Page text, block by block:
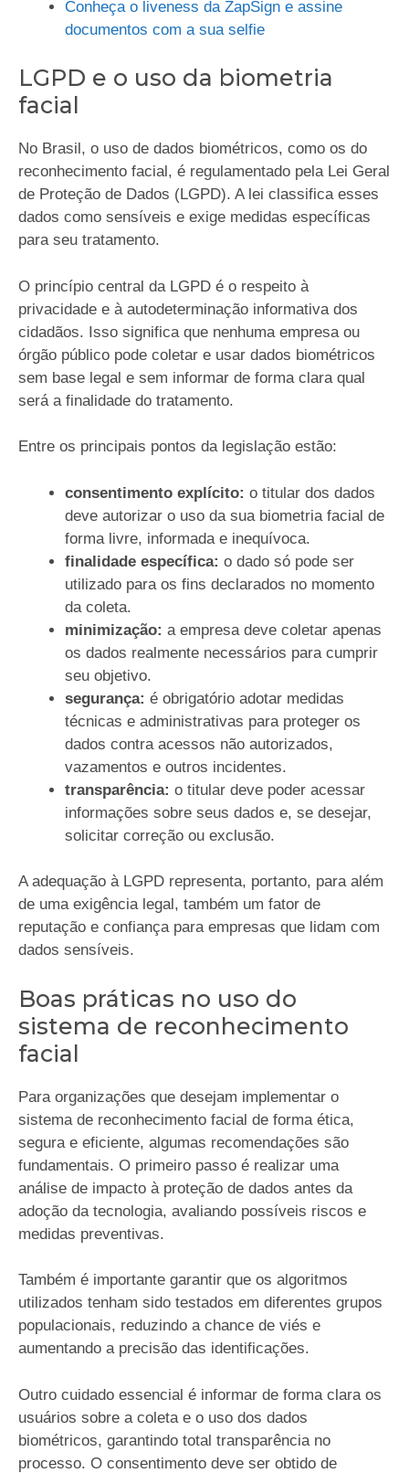
Conheça o liveness da ZapSign e assine
documentos com a sua selfie
LGPD e o uso da biometria
facial
No Brasil, o uso de dados biométricos, como os do
reconhecimento facial, é regulamentado pela Lei Geral
de Proteção de Dados (LGPD). A lei classifica esses
dados como sensíveis e exige medidas específicas
para seu tratamento.
O princípio central da LGPD é o respeito à
privacidade e à autodeterminação informativa dos
cidadãos. Isso significa que nenhuma empresa ou
órgão público pode coletar e usar dados biométricos
sem base legal e sem informar de forma clara qual
será a finalidade do tratamento.
Entre os principais pontos da legislação estão:
consentimento explícito: o titular dos dados
deve autorizar o uso da sua biometria facial de
forma livre, informada e inequívoca.
finalidade específica: o dado só pode ser
utilizado para os fins declarados no momento
da coleta.
minimização: a empresa deve coletar apenas
os dados realmente necessários para cumprir
seu objetivo.
segurança: é obrigatório adotar medidas
técnicas e administrativas para proteger os
dados contra acessos não autorizados,
vazamentos e outros incidentes.
transparência: o titular deve poder acessar
informações sobre seus dados e, se desejar,
solicitar correção ou exclusão.
A adequação à LGPD representa, portanto, para além
de uma exigência legal, também um fator de
reputação e confiança para empresas que lidam com
dados sensíveis.
Boas práticas no uso do
sistema de reconhecimento
facial
Para organizações que desejam implementar o
sistema de reconhecimento facial de forma ética,
segura e eficiente, algumas recomendações são
fundamentais. O primeiro passo é realizar uma
análise de impacto à proteção de dados antes da
adoção da tecnologia, avaliando possíveis riscos e
medidas preventivas.
Também é importante garantir que os algoritmos
utilizados tenham sido testados em diferentes grupos
populacionais, reduzindo a chance de viés e
aumentando a precisão das identificações.
Outro cuidado essencial é informar de forma clara os
usuários sobre a coleta e o uso dos dados
biométricos, garantindo total transparência no
processo. O consentimento deve ser obtido de